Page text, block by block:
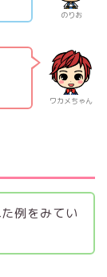
のりお
ワカメちゃん
例をみてい